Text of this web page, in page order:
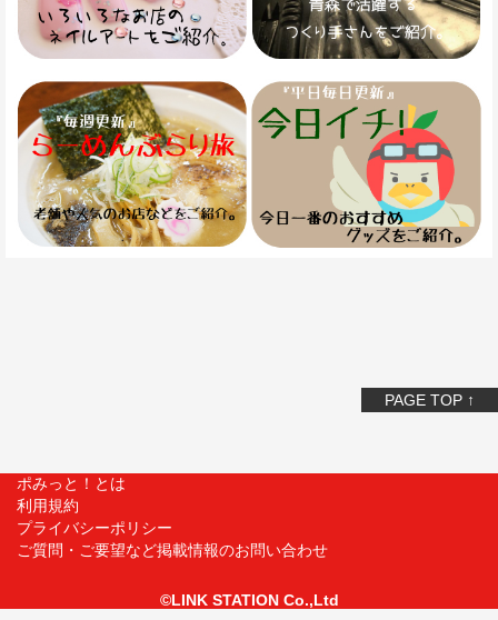
PAGE TOP ↑
ポみっと！とは
利用規約
プライバシーポリシー
ご質問・ご要望など掲載情報のお問い合わせ
©LINK STATION Co.,Ltd